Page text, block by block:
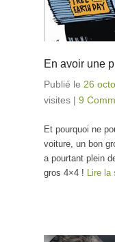
En avoir une
Publié le 26
visites | 9
Et pourquoi ne
voiture, un bon
a pourtant plein
gros 4×4 ! Lire la